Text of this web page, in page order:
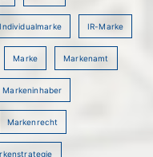
Individualmarke IR-Marke
Marke Markenamt
Markeninhaber
Markenrecht